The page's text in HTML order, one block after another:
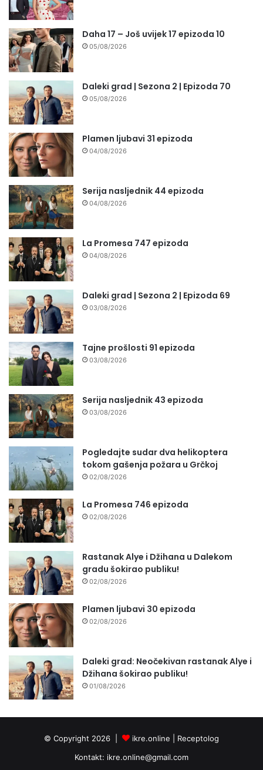
Daha 17 – Još uvijek 17 epizoda 10
05/08/2026
Daleki grad | Sezona 2 | Epizoda 70
05/08/2026
Plamen ljubavi 31 epizoda
04/08/2026
Serija nasljednik 44 epizoda
04/08/2026
La Promesa 747 epizoda
04/08/2026
Daleki grad | Sezona 2 | Epizoda 69
03/08/2026
Tajne prošlosti 91 epizoda
03/08/2026
Serija nasljednik 43 epizoda
03/08/2026
Pogledajte sudar dva helikoptera
tokom gašenja požara u Grčkoj
02/08/2026
La Promesa 746 epizoda
02/08/2026
Rastanak Alye i Džihana u Dalekom
gradu šokirao publiku!
02/08/2026
Plamen ljubavi 30 epizoda
02/08/2026
Daleki grad: Neočekivan rastanak Alye i
Džihana šokirao publiku!
01/08/2026
© Copyright 2026 | ikre.online | Receptolog
Kontakt: ikre.online@gmail.com